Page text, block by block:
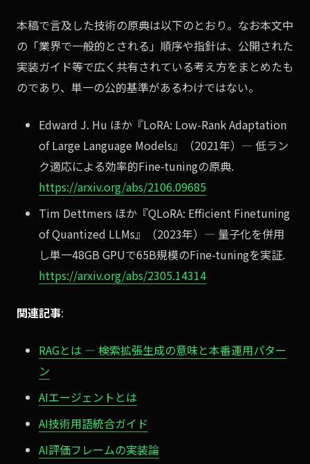
本稿で言及した技術の原典は以下のとおり。なお本文中
の「業界で一般的とされる」順序や指針は、公開された
実装ガイド等で広く共有されている考え方をまとめたも
のであり、単一の公的基準があるわけではない。
Edward J. Hu ほか『LoRA: Low-Rank Adaptation
of Large Language Models』（2021年）— 低ラン
ク適応による効率的Fine-tuningの原典.
https://arxiv.org/abs/2106.09685
Tim Dettmers ほか『QLoRA: Efficient Finetuning
of Quantized LLMs』（2023年）— 量子化を併用
し単一48GB GPUで65B規模のFine-tuningを実証.
https://arxiv.org/abs/2305.14314
関連記事:
RAGとは — 検索拡張生成の意味と本番運用パター
ン
AIエージェントとは
AI技術用語統合ガイド
AI評価フレームの実装論